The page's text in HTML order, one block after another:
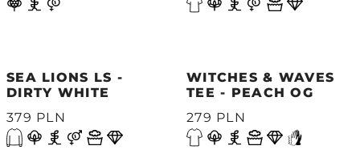
SEA LIONS LS -
DIRTY WHITE
379 PLN
WITCHES & WAVES
TEE - PEACH OG
279 PLN